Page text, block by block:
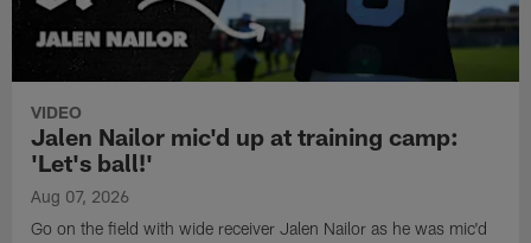
VIDEO
Jalen Nailor mic'd up at training camp:
'Let's ball!'
Aug 07, 2026
Go on the field with wide receiver Jalen Nailor as he was mic'd